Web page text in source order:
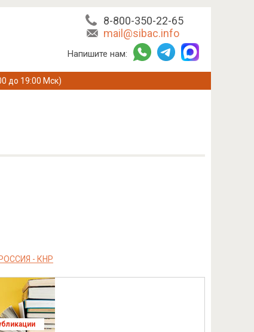
8-800-350-22-65
mail@sibac.info
Напишите нам:
до 19:00 Мск)
- КНР